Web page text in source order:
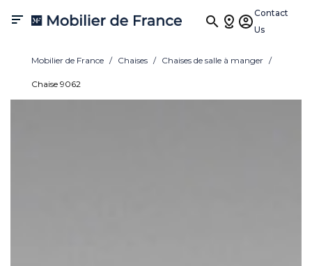

Contact
Us
Mobilier de France Chaises Chaises de salle à manger
Chaise 9062